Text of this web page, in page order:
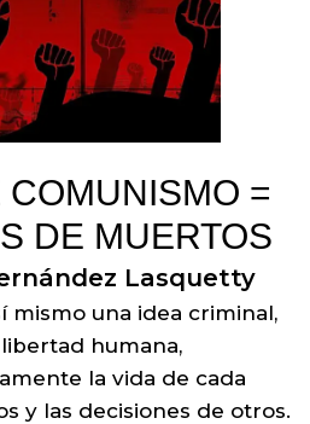
=
DE MUERTOS
Lasquetty
mismo una idea criminal,
humana,
la vida de cada
y las decisiones de otros.